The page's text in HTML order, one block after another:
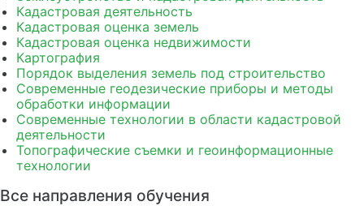
Кадастровая деятельность
Кадастровая оценка земель
Кадастровая оценка недвижимости
Картография
Порядок выделения земель под строительство
Современные геодезические приборы и методы
обработки информации
Современные технологии в области кадастровой
деятельности
Топографические съемки и геоинформационные
технологии
Все направления обучения